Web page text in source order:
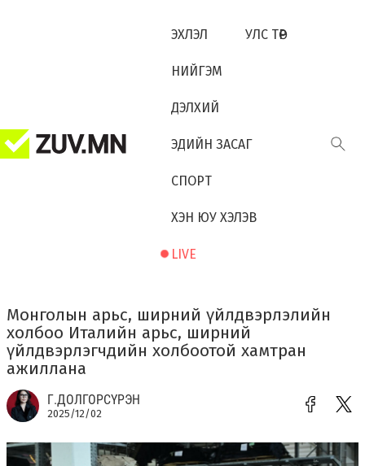
ЭХЛЭЛ УЛС ТӨР
НИЙГЭМ
ДЭЛХИЙ
ЭДИЙН ЗАСАГ
СПОРТ
ХЭН ЮУ ХЭЛЭВ
LIVE
Монголын арьс, ширний үйлдвэрлэлийн
холбоо Италийн арьс, ширний
үйлдвэрлэгчдийн холбоотой хамтран
ажиллана
Г.ДОЛГОРСҮРЭН
2025/12/02